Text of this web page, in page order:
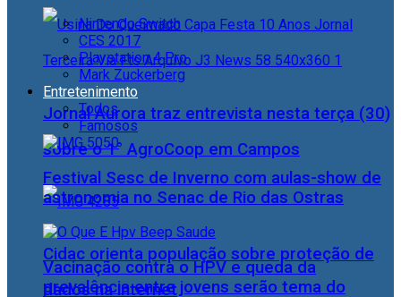
Jornal Aurora traz entrevista nesta terça (30)
sobre o 1° AgroCoop em Campos
Cidac orienta população sobre proteção de
dados na internet
Nintendo Switch
CES 2017
Playstation 4 Pro
Mark Zuckerberg
Entretenimento
Todos
Famosos
Festival Sesc de Inverno com aulas-show de
astronomia no Senac de Rio das Ostras
Vacinação contra o HPV e queda da
prevalência entre jovens serão tema do